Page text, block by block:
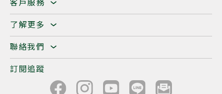
客戶服務
了解更多
聯絡我們
訂閱追蹤